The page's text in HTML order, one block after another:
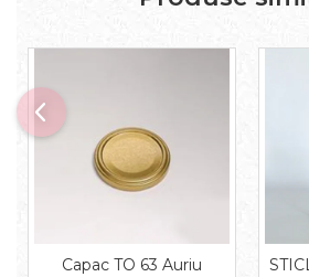
Capac TO 63 Auriu